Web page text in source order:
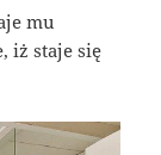
mu
iż staje się